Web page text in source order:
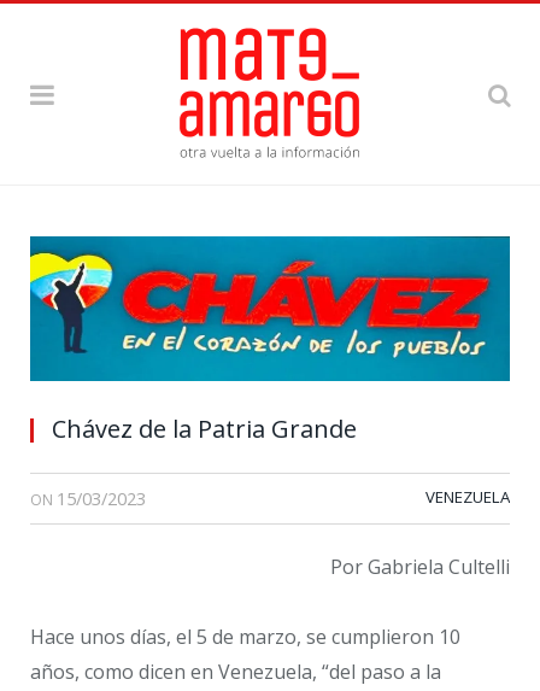
Chávez de la Patria Grande
ON 15/03/2023 VENEZUELA
Por Gabriela Cultelli
Hace unos días, el 5 de marzo, se cumplieron 10
años, como dicen en Venezuela, “del paso a la